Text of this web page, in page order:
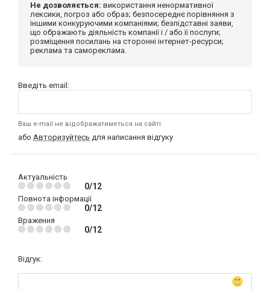
Не дозволяється: використання ненормативної
лексики, погроз або образ; безпосереднє порівняння з
іншими конкуруючими компаніями; безпідставні заяви,
що ображають діяльність компанії і / або її послуги;
розміщення посилань на сторонні інтернет-ресурси;
реклама та самореклама.
Введіть email:
Ваш e-mail не відображатиметься на сайті
або Авторизуйтесь для написання відгуку
Актуальність
0/12
Повнота інформації
0/12
Враження
0/12
Відгук: